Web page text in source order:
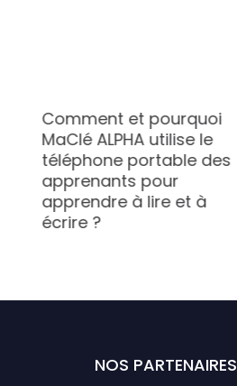
Comment et pourquoi
MaClé ALPHA utilise le
téléphone portable des
apprenants pour
apprendre à lire et à
écrire ?
NOS PARTENAIRES